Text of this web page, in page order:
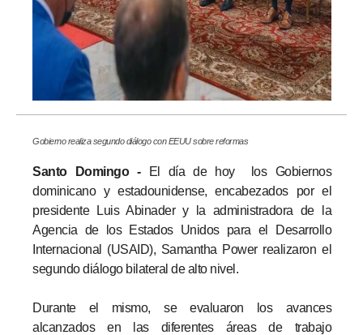
Gobierno realiza segundo diálogo con EEUU sobre reformas
Santo Domingo -El día de hoy los Gobiernos
dominicano y estadounidense, encabezados por el
presidente Luis Abinader y la administradora de la
Agencia de los Estados Unidos para el Desarrollo
Internacional (USAID), Samantha Power realizaron el
segundo diálogo bilateral de alto nivel.
Durante el mismo, se evaluaron los avances
alcanzados en las diferentes áreas de trabajo